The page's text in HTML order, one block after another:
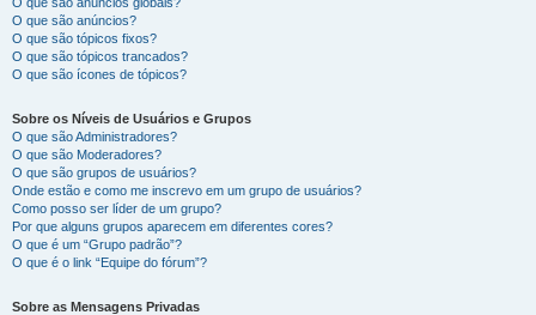
O que são anúncios?
O que são tópicos fixos?
O que são tópicos trancados?
O que são ícones de tópicos?
Sobre os Níveis de Usuários e Grupos
O que são Administradores?
O que são Moderadores?
O que são grupos de usuários?
Onde estão e como me inscrevo em um grupo de usuários?
Como posso ser líder de um grupo?
Por que alguns grupos aparecem em diferentes cores?
O que é um “Grupo padrão”?
O que é o link “Equipe do fórum”?
Sobre as Mensagens Privadas